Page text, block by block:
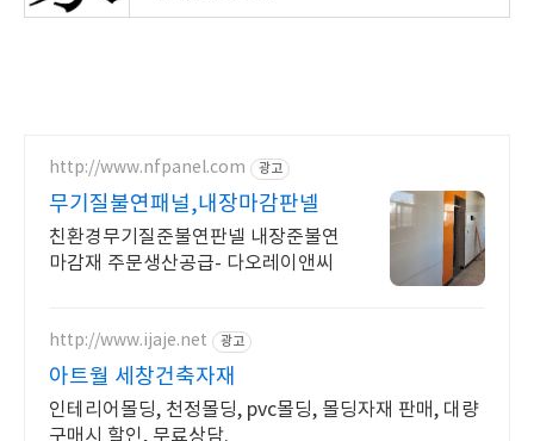
http://www.nfpanel.com 광고
무기질불연패널,내장마감판넬
친환경무기질준불연판넬 내장준불연
마감재 주문생산공급- 다오레이앤씨
http://www.ijaje.net 광고
아트월 세창건축자재
인테리어몰딩, 천정몰딩, pvc몰딩, 몰딩자재 판매, 대량
구매시 할인, 무료상담.